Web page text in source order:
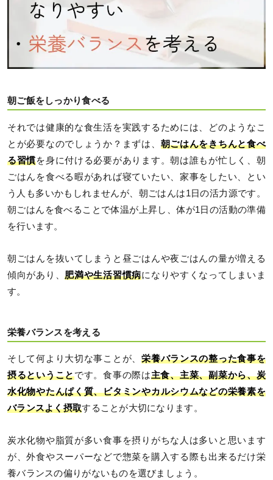
朝ご飯をしっかり食べる
それでは健康的な食生活を実践するためには、どのようなこ
とが必要なのでしょうか？まずは、 朝ごはんをきちんと食べ
る習慣を身に付ける必要があります。朝は誰もが忙しく、朝
ごはんを食べる暇があれば寝ていたい、家事をしたい、とい
う人も多いかもしれませんが、朝ごはんは1日の活力源です。
朝ごはんを食べることで体温が上昇し、体が1日の活動の準備
を行います。
朝ごはんを抜いてしまうと昼ごはんや夜ごはんの量が増える
傾向があり、肥満や生活習慣病になりやすくなってしまいま
す。
栄養バランスを考える
そして何より大切な事ことが、栄養バランスの整った食事を
摂るということです。食事の際は主食、主菜、副菜から、炭
水化物やたんぱく質、ビタミンやカルシウムなどの栄養素を
バランスよく摂取することが大切になります。
炭水化物や脂質が多い食事を摂りがちな人は多いと思います
が、外食やスーパーなどで惣菜を購入する際も出来るだけ栄
養バランスの偏りがないものを選びましょう。